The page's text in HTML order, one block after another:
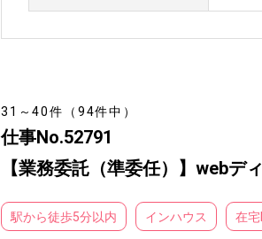
31～40件（94件中）
仕事No.52791
【業務委託（準委任）】web
駅から徒歩5分以内 インハウス 在宅